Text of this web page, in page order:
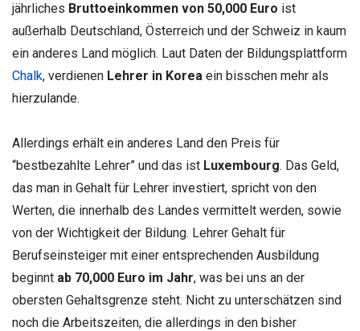
jährliches Bruttoeinkommen von 50,000 Euro ist
außerhalb Deutschland, Österreich und der Schweiz in kaum
ein anderes Land möglich. Laut Daten der Bildungsplattform
Chalk, verdienen Lehrer in Korea ein bisschen mehr als
hierzulande.
Allerdings erhält ein anderes Land den Preis für
“bestbezahlte Lehrer” und das ist Luxembourg. Das Geld,
das man in Gehalt für Lehrer investiert, spricht von den
Werten, die innerhalb des Landes vermittelt werden, sowie
von der Wichtigkeit der Bildung. Lehrer Gehalt für
Berufseinsteiger mit einer entsprechenden Ausbildung
beginnt ab 70,000 Euro im Jahr, was bei uns an der
obersten Gehaltsgrenze steht. Nicht zu unterschätzen sind
noch die Arbeitszeiten, die allerdings in den bisher